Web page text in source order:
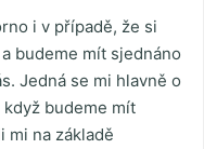
i v případě, že si
budeme mít sjednáno
Jedná se mi hlavně o
budeme mít
mi na základě